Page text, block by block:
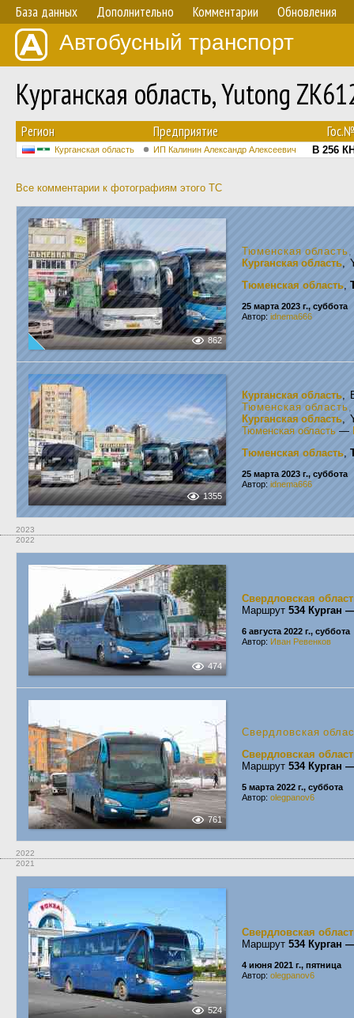
База данных Дополнительно Комментарии Обновления
Автобусный транспорт
Курганская область, Yutong
Регион Предприятие Гос.№
Курганская область ИП Калинин Александр Алексеевич В 256
Все комментарии к фотографиям этого ТС
862
Тюменская область
Курганская область,
Тюменская область,
25 марта 2023 г., суббота
Автор: idnema666
1355
Курганская область,
Тюменская область
Курганская область,
Тюменская область —
Тюменская область,
25 марта 2023 г., суббота
Автор: idnema666
2023
2022
474
Свердловская
Маршрут 534 Курган
6 августа 2022 г., суббота
Автор: Иван Ревенков
761
Свердловская
Свердловская
Маршрут 534 Курган
5 марта 2022 г., суббота
Автор: olegpanov6
2022
2021
524
Свердловская
Маршрут 534 Курган
4 июня 2021 г., пятница
Автор: olegpanov6